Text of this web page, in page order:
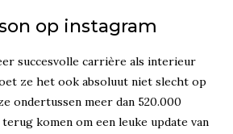
op instagram
succesvolle carrière als interieur
ze het ook absoluut niet slecht op
ondertussen meer dan 520.000
komen om een leuke update van